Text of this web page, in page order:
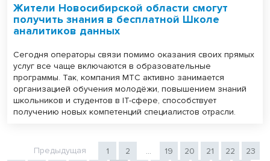
Жители Новосибирской области смогут
получить знания в бесплатной Школе
аналитиков данных
Сегодня операторы связи помимо оказания своих прямых
услуг все чаще включаются в образовательные
программы. Так, компания МТС активно занимается
организацией обучения молодёжи, повышением знаний
школьников и студентов в IT-сфере, способствует
получению новых компетенций специалистов отрасли.
Предыдущая 1 2 ... 19 20 21 22
23